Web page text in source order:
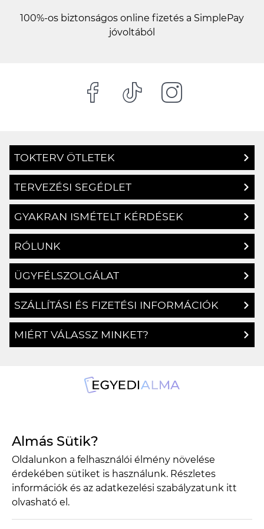
100%-os biztonságos online fizetés a SimplePay
jóvoltából
TOKTERV ÖTLETEK
TERVEZÉSI SEGÉDLET
GYAKRAN ISMÉTELT KÉRDÉSEK
RÓLUNK
ÜGYFÉLSZOLGÁLAT
SZÁLLÍTÁSI ÉS FIZETÉSI INFORMÁCIÓK
MIÉRT VÁLASSZ MINKET?
info@egyedialma.hu
1134 Budapest, Angyalföldi út 25.
Almás Sütik?
Oldalunkon a felhasználói élmény növelése
érdekében sütiket is használunk. Részletes
információk és az adatkezelési szabályzatunk itt
olvasható el.